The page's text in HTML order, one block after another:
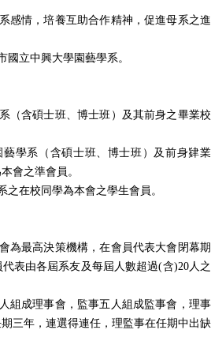
感情，培養互助合作精神，促進母系之進
立中興大學園藝學系。
（含碩士班、博士班）及其前身之畢業校
學系（含碩士班、博士班）及前身肄業
會之準會員。
在校同學為本會之學生會員。
為最高決策機構，在會員代表大會閉幕期
表由各屆系友及每屆人數超過(含)20人之
組成理事會，監事五人組成監事會，理事
三年，連選得連任，理監事在任期中出缺